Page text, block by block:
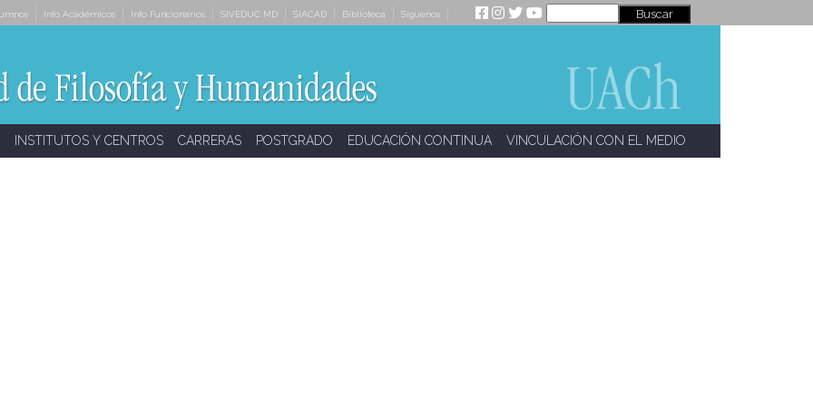
Info Académicos Info Funcionarios SIVEDUC MD SIACAD Biblioteca Síguenos
INSTITUTOS Y CENTROS CARRERAS POSTGRADO EDUCACIÓN CONTINUA VINCULACIÓN CON EL MEDIO